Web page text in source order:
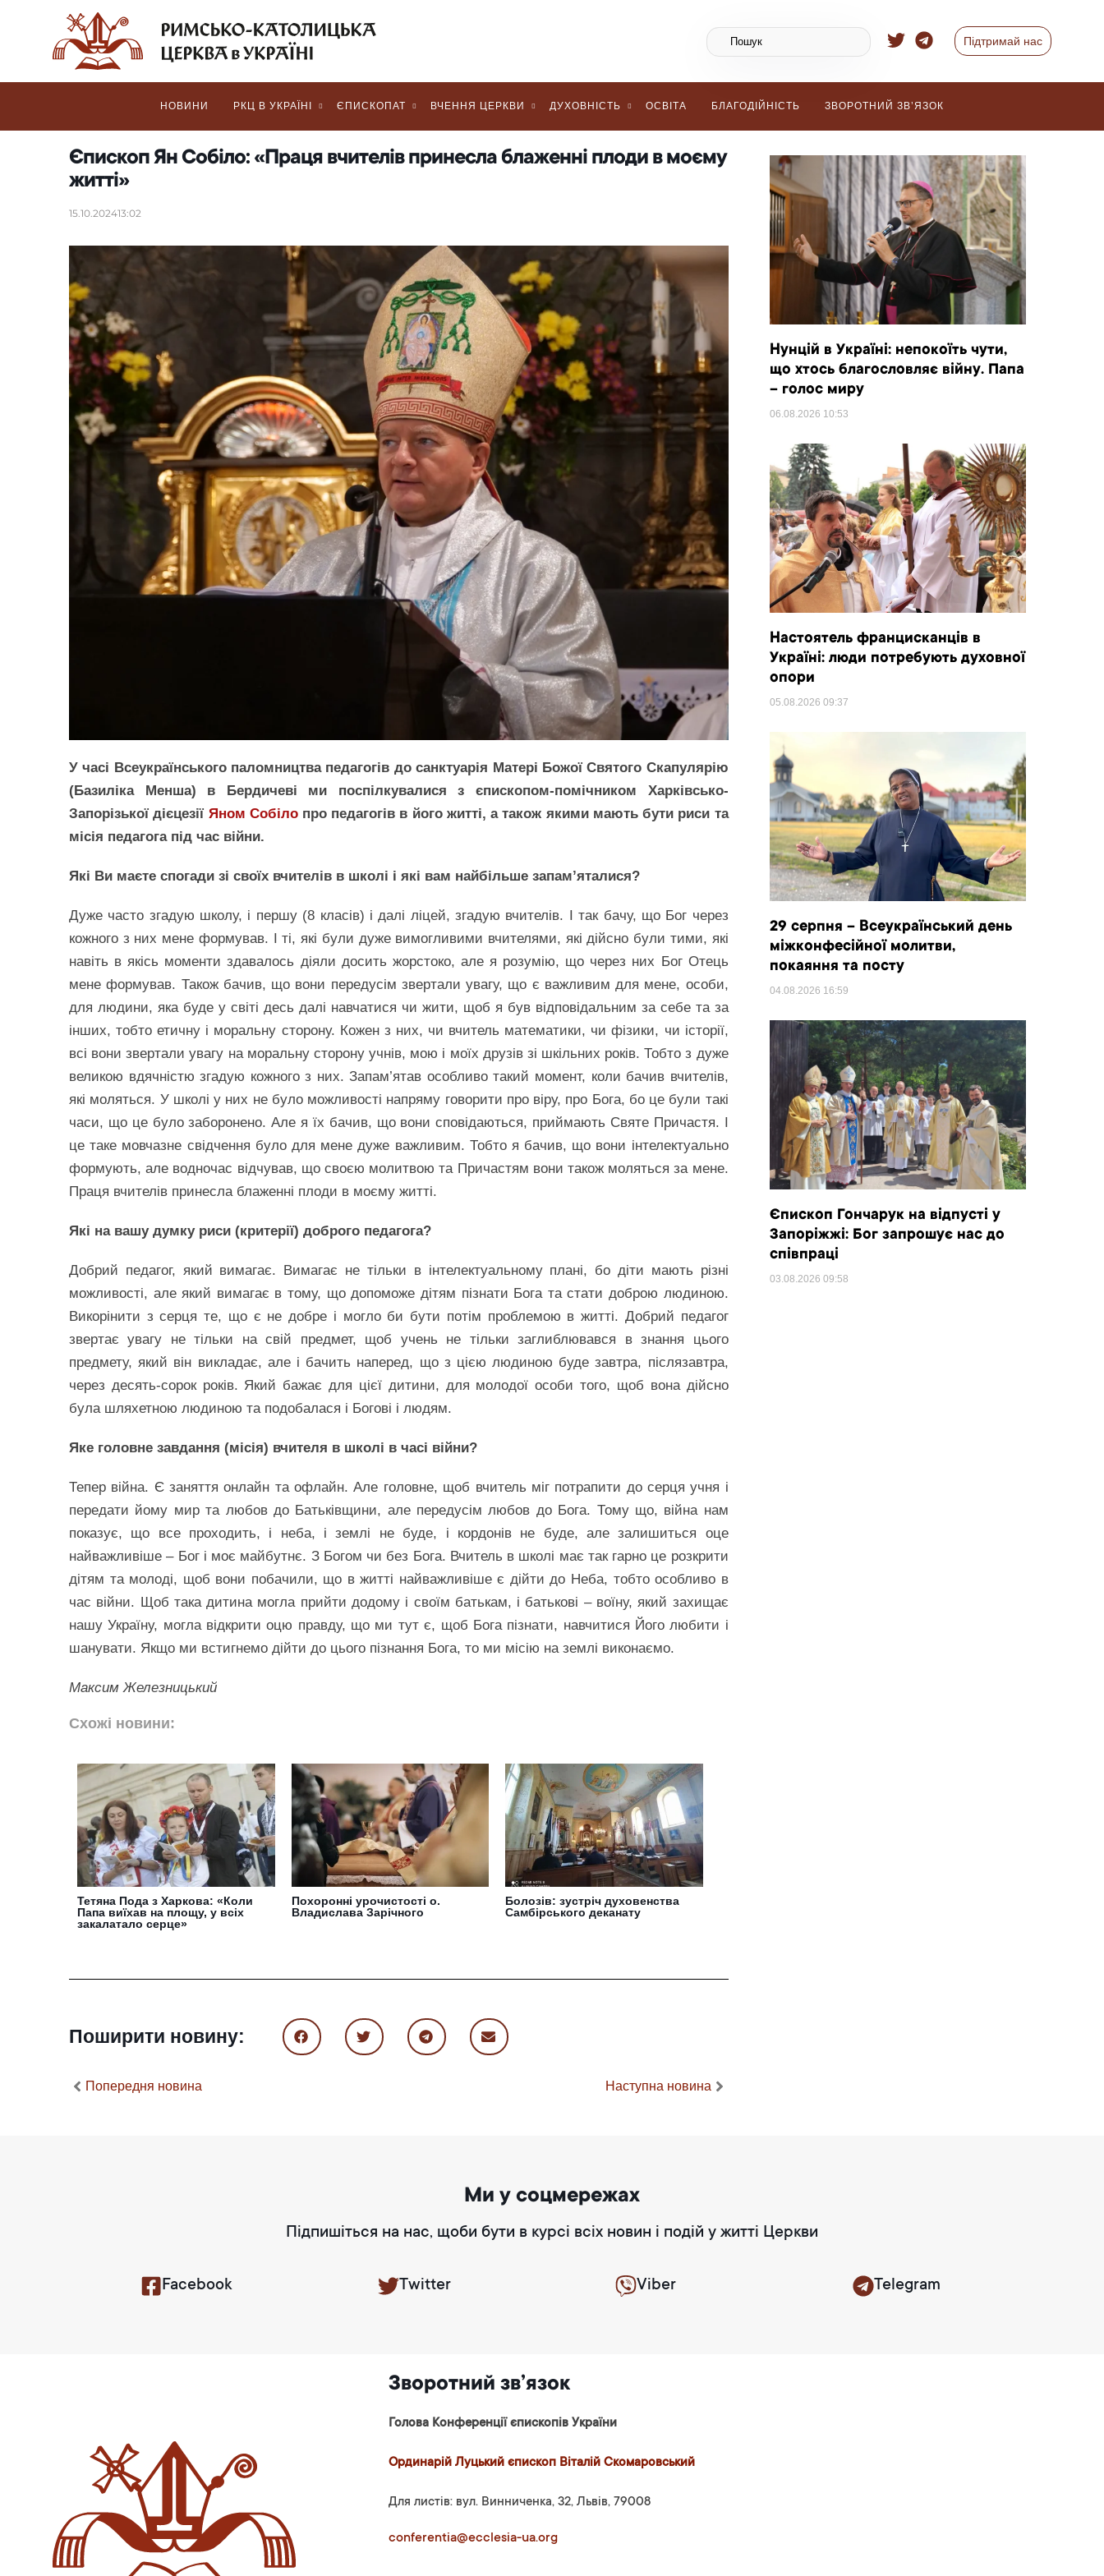
Підтримай нас
НОВИНИ РКЦ В УКРАЇНІ ЄПИСКОПАТ ВЧЕННЯ ЦЕРКВИ ДУХОВНІСТЬ ОСВІТА БЛАГОДІЙНІСТЬ ЗВОРОТНИЙ ЗВ’ЯЗОК
Єпископ Ян Собіло: «Праця вчителів принесла блаженні плоди в моєму
житті»
15.10.202413:02
У часі Всеукраїнського паломництва педагогів до санктуарія Матері Божої Святого Скапулярію
(Базиліка Менша) в Бердичеві ми поспілкувалися з єпископом-помічником Харківсько-
Запорізької дієцезії Яном Собілопро педагогів в його житті, а також якими мають бути риси та
місія педагога під час війни.
Які Ви маєте спогади зі своїх вчителів в школі і які вам найбільше запам’яталися?
Дуже часто згадую школу, і першу (8 класів) і далі ліцей, згадую вчителів. І так бачу, що Бог через
кожного з них мене формував. І ті, які були дуже вимогливими вчителями, які дійсно були тими, які
навіть в якісь моменти здавалось діяли досить жорстоко, але я розумію, що через них Бог Отець
мене формував. Також бачив, що вони передусім звертали увагу, що є важливим для мене, особи,
для людини, яка буде у світі десь далі навчатися чи жити, щоб я був відповідальним за себе та за
інших, тобто етичну і моральну сторону. Кожен з них, чи вчитель математики, чи фізики, чи історії,
всі вони звертали увагу на моральну сторону учнів, мою і моїх друзів зі шкільних років. Тобто з дуже
великою вдячністю згадую кожного з них. Запам’ятав особливо такий момент, коли бачив вчителів,
які моляться. У школі у них не було можливості напряму говорити про віру, про Бога, бо це були такі
часи, що це було заборонено. Але я їх бачив, що вони сповідаються, приймають Святе Причастя. І
це таке мовчазне свідчення було для мене дуже важливим. Тобто я бачив, що вони інтелектуально
формують, але водночас відчував, що своєю молитвою та Причастям вони також моляться за мене.
Праця вчителів принесла блаженні плоди в моєму житті.
Які на вашу думку риси (критерії) доброго педагога?
Добрий педагог, який вимагає. Вимагає не тільки в інтелектуальному плані, бо діти мають різні
можливості, але який вимагає в тому, що допоможе дітям пізнати Бога та стати доброю людиною.
Викорінити з серця те, що є не добре і могло би бути потім проблемою в житті. Добрий педагог
звертає увагу не тільки на свій предмет, щоб учень не тільки заглиблювався в знання цього
предмету, який він викладає, але і бачить наперед, що з цією людиною буде завтра, післязавтра,
через десять-сорок років. Який бажає для цієї дитини, для молодої особи того, щоб вона дійсно
була шляхетною людиною та подобалася і Богові і людям.
Яке головне завдання (місія) вчителя в школі в часі війни?
Тепер війна. Є заняття онлайн та офлайн. Але головне, щоб вчитель міг потрапити до серця учня і
передати йому мир та любов до Батьківщини, але передусім любов до Бога. Тому що, війна нам
показує, що все проходить, і неба, і землі не буде, і кордонів не буде, але залишиться оце
найважливіше – Бог і моє майбутнє. З Богом чи без Бога. Вчитель в школі має так гарно це розкрити
дітям та молоді, щоб вони побачили, що в житті найважливіше є дійти до Неба, тобто особливо в
час війни. Щоб така дитина могла прийти додому і своїм батькам, і батькові – воїну, який захищає
нашу Україну, могла відкрити оцю правду, що ми тут є, щоб Бога пізнати, навчитися Його любити і
шанувати. Якщо ми встигнемо дійти до цього пізнання Бога, то ми місію на землі виконаємо.
Максим Железницький
Схожі новини:
Тетяна Пода з Харкова: «Коли
Папа виїхав на площу, у всіх
закалатало серце»
Похоронні урочистості о.
Владислава Зарічного
Болозів: зустріч духовенства
Самбірського деканату
Поширити новину:
Попередня новина Наступна новина
Нунцій в Україні: непокоїть чути,
що хтось благословляє війну. Папа
– голос миру
06.08.2026 10:53
Настоятель францисканців в
Україні: люди потребують духовної
опори
05.08.2026 09:37
29 серпня – Всеукраїнський день
міжконфесійної молитви,
покаяння та посту
04.08.2026 16:59
Єпископ Гончарук на відпусті у
Запоріжжі: Бог запрошує нас до
співпраці
03.08.2026 09:58
Ми у соцмережах
Підпишіться на нас, щоби бути в курсі всіх новин і подій у житті Церкви
Facebook Twitter Viber Telegram
Зворотний зв’язок
Голова Конференції єпископів України
Ординарій Луцький єпископ Віталій Скомаровський
Для листів: вул. Винниченка, 32, Львів, 79008
conferentia@ecclesia-ua.org